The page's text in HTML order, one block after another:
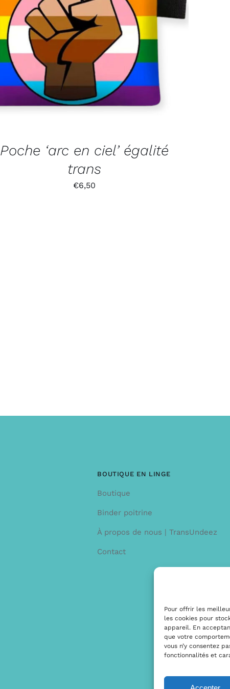
Pour offrir les
les cookies pour
appareil. En
que votre
vous n’y consentez
fonctionnalités et
Poche ‘arc en ciel’ égalité
trans
€6,50
BOUTIQUE EN LINGE
Boutique
Binder poitrine
À propos de nous | TransUndeez
Contact